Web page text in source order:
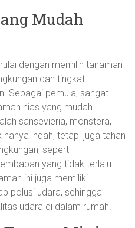
Mudah
dengan memilih tanaman
dan tingkat
Sebagai pemula, sangat
hias yang mudah
sansevieria, monstera,
indah, tetapi juga tahan
seperti
yang tidak terlalu
ini juga memiliki
polusi udara, sehingga
udara di dalam rumah.